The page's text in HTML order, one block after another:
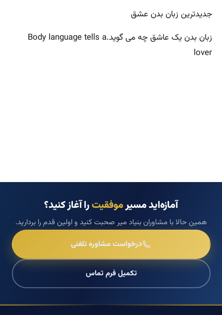
جدیدترین زبان بدن عشق
زبان بدن یک عاشق چه می گوید.Body language tells a
lover
آمازه‌اید مسیرموفقیترا آغاز کنید؟
همین حالا با مشاوران بنیاد میر صحبت کنید و اولین قدم را بردارید.
درخواست مشاوره تلفنی
تکمیل فرم تماس